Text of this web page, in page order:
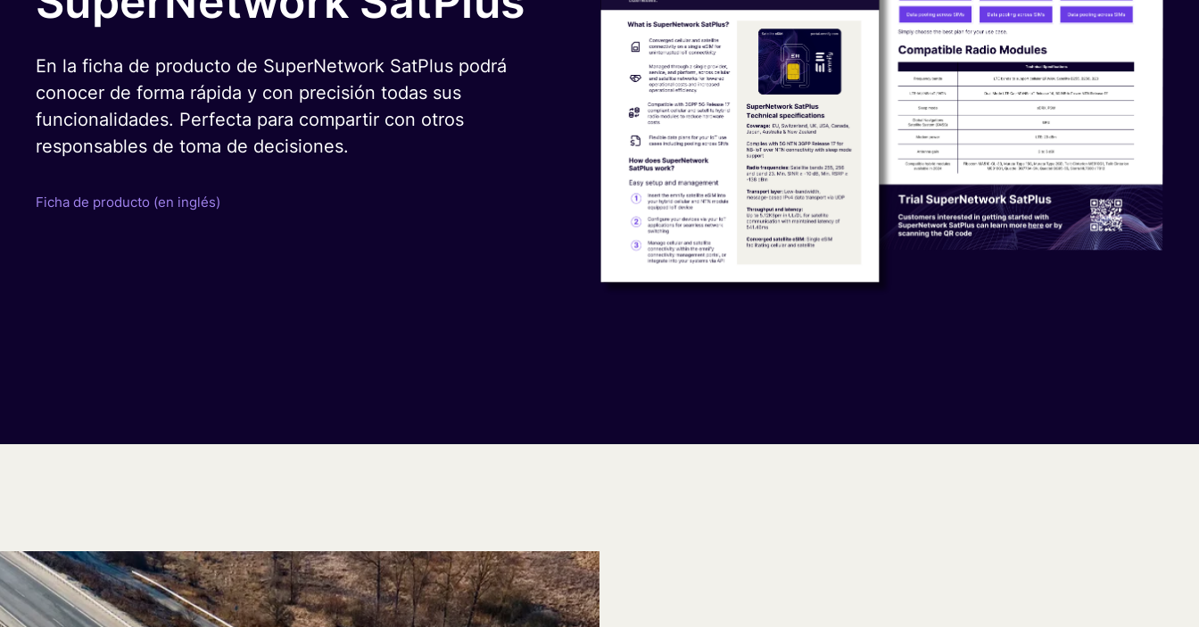
En la ficha de producto de SuperNetwork SatPlus podrá
conocer de forma rápida y con precisión todas sus
funcionalidades. Perfecta para compartir con otros
responsables de toma de decisiones.
Ficha de producto (en inglés)